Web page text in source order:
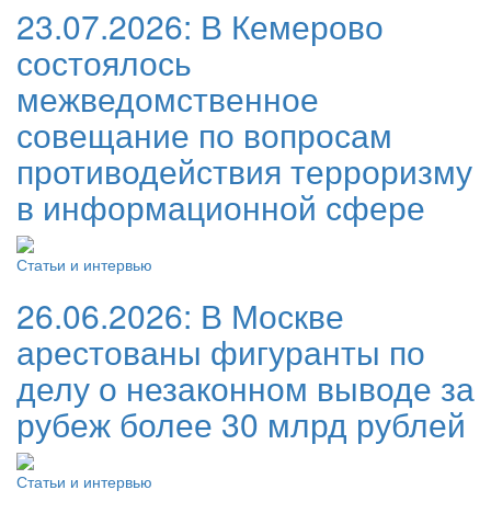
23.07.2026: В Кемерово
состоялось
межведомственное
совещание по вопросам
противодействия терроризму
в информационной сфере
Статьи и интервью
26.06.2026: В Москве
арестованы фигуранты по
делу о незаконном выводе за
рубеж более 30 млрд рублей
Статьи и интервью